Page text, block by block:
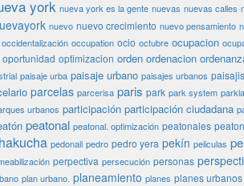
york nueva york es la gente nuevas nuevas calles
nuevo nuevo crecimiento nuevo pensamiento
occidentalización occupation ocio octubre ocupacion
oportunidad optimizacion orden ordenacion
paisaje urba paisaje urbano paisajes urbanos
parcelas parcerisa paris park park system
urbanos participación participación ciudadana
peatonal peatonal. optimización peatonales
pedonali pedro pedro yera pekín peliculas
perpectiva persecución personas
plan urbano. planeamiento planes planes urbanos